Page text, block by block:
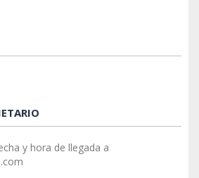
y hora de llegada a